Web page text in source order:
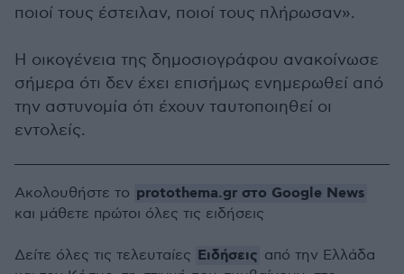
ποιοί τους έστειλαν, ποιοί τους πλήρωσαν».
Η οικογένεια της δημοσιογράφου ανακοίνωσε
σήμερα ότι δεν έχει επισήμως ενημερωθεί από
την αστυνομία ότι έχουν ταυτοποιηθεί οι
εντολείς.
Ακολουθήστε το protothema.gr στο Google News
και μάθετε πρώτοι όλες τις ειδήσεις
Δείτε όλες τις τελευταίες Ειδήσεις από την Ελλάδα